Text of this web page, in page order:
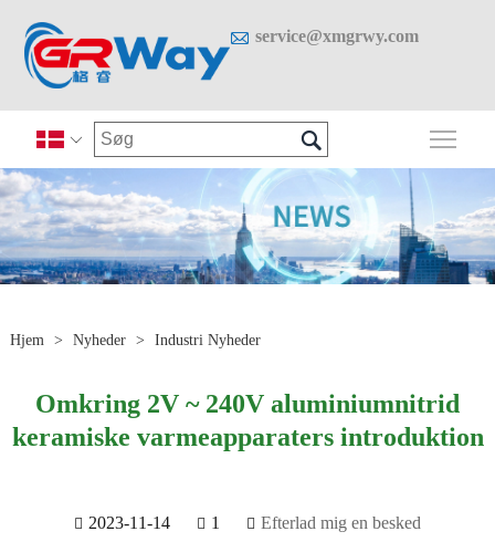
 service@xmgrwy.com
 
Hjem > Nyheder > Industri Nyheder
Omkring 2V ~ 240V aluminiumnitrid
keramiske varmeapparaters introduktion
2023-11-14 1 Efterlad mig en besked